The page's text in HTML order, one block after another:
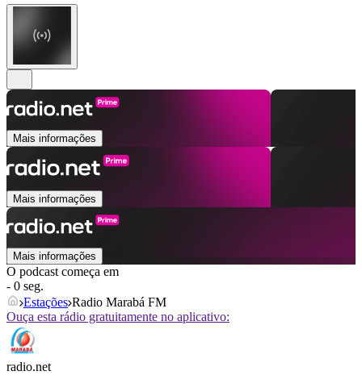
Mais informações
Mais informações
Mais informações
O podcast começa em
- 0 seg.
Estações Radio Marabá FM
Ouça esta rádio gratuitamente no aplicativo:
radio.net